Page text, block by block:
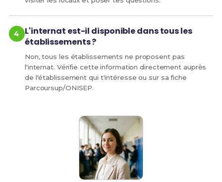
L'internat est-il disponible dans tous les
établissements ?
Non, tous les établissements ne proposent pas
l'internat. Vérifie cette information directement auprès
de l'établissement qui t'intéresse ou sur sa fiche
Parcoursup/ONISEP.